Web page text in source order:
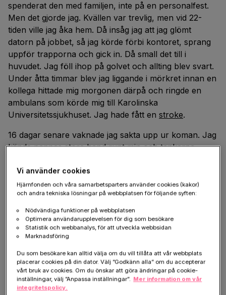
spenderat den med familjen, inte på en personalfest.
Men det gjorde jag. Kvällen var trevlig, men vid 22-
tiden ville jag åka hem. Då insåg jag att jag glömt
datorn på jobbet, så jag körde förbi kontoret, sprang
uppför trapporna och gick in. Då small det till i
huvudet. Jag föll ihop på golvet och allting blev svart.
Under åtta timmar blev jag liggande i mörkret innan en
kollega hittade mig morgonen därpå och ringde en
ambulans som körde mig till Karolinska
Universitetssjukhuset. Jag hade fått en stroke.
16 dagar senare vaknade jag sakta upp ur koman. Jag
kände pappas stora hand runt min och tankarna
länge hade jag legat här? Jag förstod ingenting och
ingen berättade något för mig! Sedan kom
förklaringen. Det var en kraftig hjärnblödning. Jag var
uppkopplad till massor av apparater, hade genomgått
flera operationer och fick en mängd olika mediciner.
Det var tydligen ett underverk att jag överlevt, i och
Ronney Westin drabbades av en stroke.
Vi använder cookies
Hjärnfonden och våra samarbetsparters använder cookies (kakor)
och andra tekniska lösningar på webbplatsen för följande syften:
Nödvändiga funktioner på webbplatsen
Optimera användarupplevelsen för dig som besökare
Statistik och webbanalys, för att utveckla webbsidan
Marknadsföring
Du som besökare kan alltid välja om du vill tillåta att vår webbplats
placerar cookies på din dator. Välj ”Godkänn alla” om du accepterar
vårt bruk av cookies. Om du önskar att göra ändringar på cookie-
inställningar, välj ”Anpassa inställningar”. Mer information om vår
integritetspolicy.